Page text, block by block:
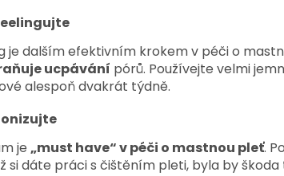
je dalším efektivním krokem v péči o
ucpávání pórů. Používejte velmi
alespoň dvakrát týdně.
je „must have“ v péči o mastnou pleť.
si dáte práci s čištěním pleti, byla by